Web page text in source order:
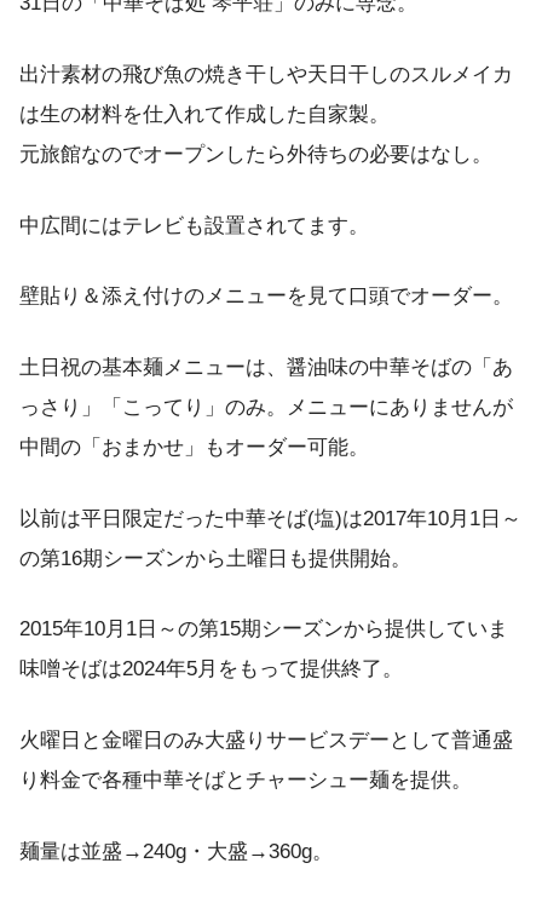
出汁素材の飛び魚の焼き干しや天日干しのスルメイカ
は生の材料を仕入れて作成した自家製。
元旅館なのでオープンしたら外待ちの必要はなし。
中広間にはテレビも設置されてます。
壁貼り＆添え付けのメニューを見て口頭でオーダー。
土日祝の基本麺メニューは、醤油味の中華そばの「あ
っさり」「こってり」のみ。メニューにありませんが
中間の「おまかせ」もオーダー可能。
以前は平日限定だった中華そば(塩)は2017年10月1日～
の第16期シーズンから土曜日も提供開始。
2015年10月1日～の第15期シーズンから提供していま
味噌そばは2024年5月をもって提供終了。
火曜日と金曜日のみ大盛りサービスデーとして普通盛
り料金で各種中華そばとチャーシュー麺を提供。
麺量は並盛→240g・大盛→360g。